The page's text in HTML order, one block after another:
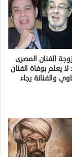
الفنان المصرى
لا يعلم بوفاة الفنان
والفنانة رجاء